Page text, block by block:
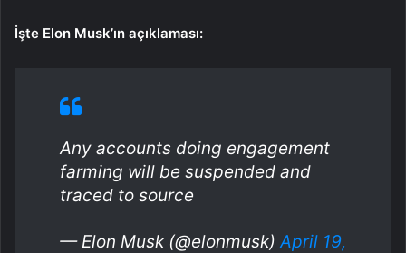
İşte Elon Musk’ın açıklaması:
Any accounts doing engagement
farming will be suspended and
traced to source
— Elon Musk (@elonmusk)April 19,